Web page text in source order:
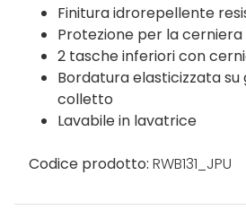
Finitura idrorepellente
Protezione per la
2 tasche inferiori con
Bordatura elasticizzata
colletto
Lavabile in lavatrice
Codice prodotto: RWB131_JPU